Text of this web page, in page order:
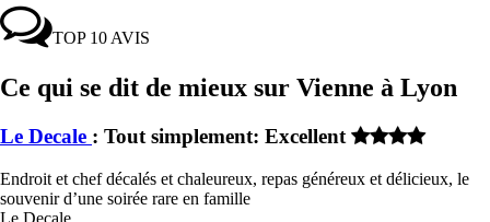
TOP 10 AVIS
Ce qui se dit de mieux sur Vienne à Lyon
Le Decale : Tout simplement: Excellent
Endroit et chef décalés et chaleureux, repas généreux et délicieux, le
souvenir d’une soirée rare en famille
Le Decale